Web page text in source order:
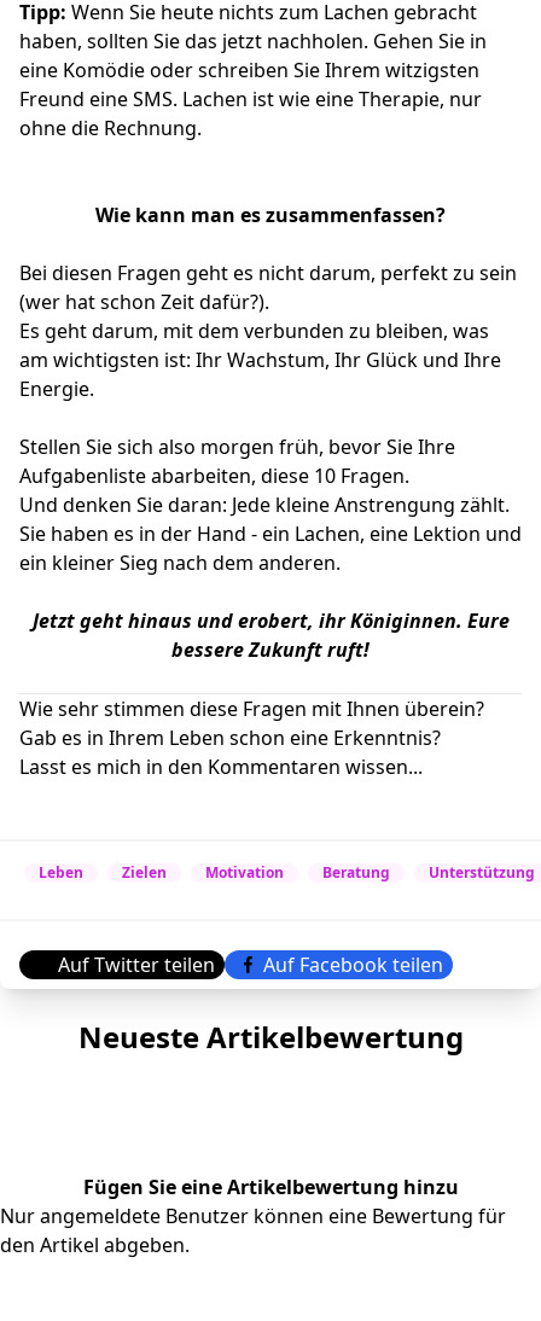
Tipp: Wenn Sie heute nichts zum Lachen gebracht
haben, sollten Sie das jetzt nachholen. Gehen Sie in
eine Komödie oder schreiben Sie Ihrem witzigsten
Freund eine SMS. Lachen ist wie eine Therapie, nur
ohne die Rechnung.
Wie kann man es zusammenfassen?
Bei diesen Fragen geht es nicht darum, perfekt zu sein
(wer hat schon Zeit dafür?).
Es geht darum, mit dem verbunden zu bleiben, was
am wichtigsten ist: Ihr Wachstum, Ihr Glück und Ihre
Energie.
Stellen Sie sich also morgen früh, bevor Sie Ihre
Aufgabenliste abarbeiten, diese 10 Fragen.
Und denken Sie daran: Jede kleine Anstrengung zählt.
Sie haben es in der Hand - ein Lachen, eine Lektion und
ein kleiner Sieg nach dem anderen.
Jetzt geht hinaus und erobert, ihr Königinnen. Eure
bessere Zukunft ruft!
Wie sehr stimmen diese Fragen mit Ihnen überein?
Gab es in Ihrem Leben schon eine Erkenntnis?
Lasst es mich in den Kommentaren wissen...
Leben Zielen Motivation Beratung Unterstützung
Auf Twitter teilen Auf Facebook teilen
Neueste Artikelbewertung
Fügen Sie eine Artikelbewertung hinzu
Nur angemeldete Benutzer können eine Bewertung für
den Artikel abgeben.